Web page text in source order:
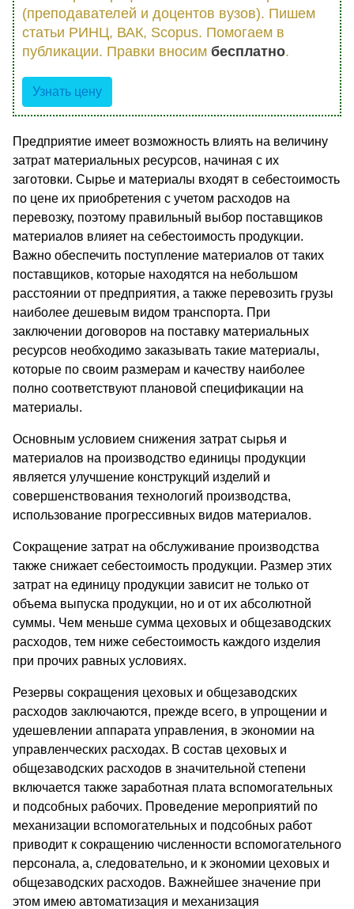
(преподавателей и доцентов вузов). Пишем
статьи РИНЦ, ВАК, Scopus. Помогаем в
публикации. Правки вносим бесплатно.
Узнать цену
Предприятие имеет возможность влиять на величину
затрат материальных ресурсов, начиная с их
заготовки. Сырье и материалы входят в себестоимость
по цене их приобретения с учетом расходов на
перевозку, поэтому правильный выбор поставщиков
материалов влияет на себестоимость продукции.
Важно обеспечить поступление материалов от таких
поставщиков, которые находятся на небольшом
расстоянии от предприятия, а также перевозить грузы
наиболее дешевым видом транспорта. При
заключении договоров на поставку материальных
ресурсов необходимо заказывать такие материалы,
которые по своим размерам и качеству наиболее
полно соответствуют плановой спецификации на
материалы.
Основным условием снижения затрат сырья и
материалов на производство единицы продукции
является улучшение конструкций изделий и
совершенствования технологий производства,
использование прогрессивных видов материалов.
Сокращение затрат на обслуживание производства
также снижает себестоимость продукции. Размер этих
затрат на единицу продукции зависит не только от
объема выпуска продукции, но и от их абсолютной
суммы. Чем меньше сумма цеховых и общезаводских
расходов, тем ниже себестоимость каждого изделия
при прочих равных условиях.
Резервы сокращения цеховых и общезаводских
расходов заключаются, прежде всего, в упрощении и
удешевлении аппарата управления, в экономии на
управленческих расходах. В состав цеховых и
общезаводских расходов в значительной степени
включается также заработная плата вспомогательных
и подсобных рабочих. Проведение мероприятий по
механизации вспомогательных и подсобных работ
приводит к сокращению численности вспомогательного
персонала, а, следовательно, и к экономии цеховых и
общезаводских расходов. Важнейшее значение при
этом имею автоматизация и механизация